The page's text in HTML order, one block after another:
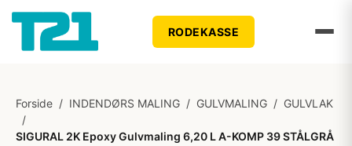
RODEKASSE
Forside / INDENDØRS MALING / GULVMALING / GULVLAK
/
SIGURAL 2K Epoxy Gulvmaling 6,20 L A-KOMP 39 STÅLGRÅ